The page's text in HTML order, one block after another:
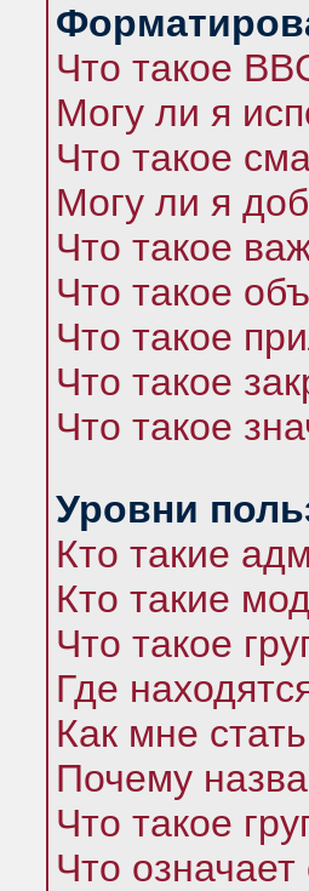
Что такое
Могу ли я
Что такое
Могу ли я
Что такое
Что такое
Что такое
Что такое
Что такое
Уровни
Кто такие
Кто такие
Что такое
Где
Как мне
Почему
Что такое
Что